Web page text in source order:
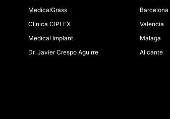
MedicalGrass
Clínica CIPLEX
Medical Implant
Dr. Javier Crespo Aguirre
Barcelona
Valencia
Málaga
Alicante